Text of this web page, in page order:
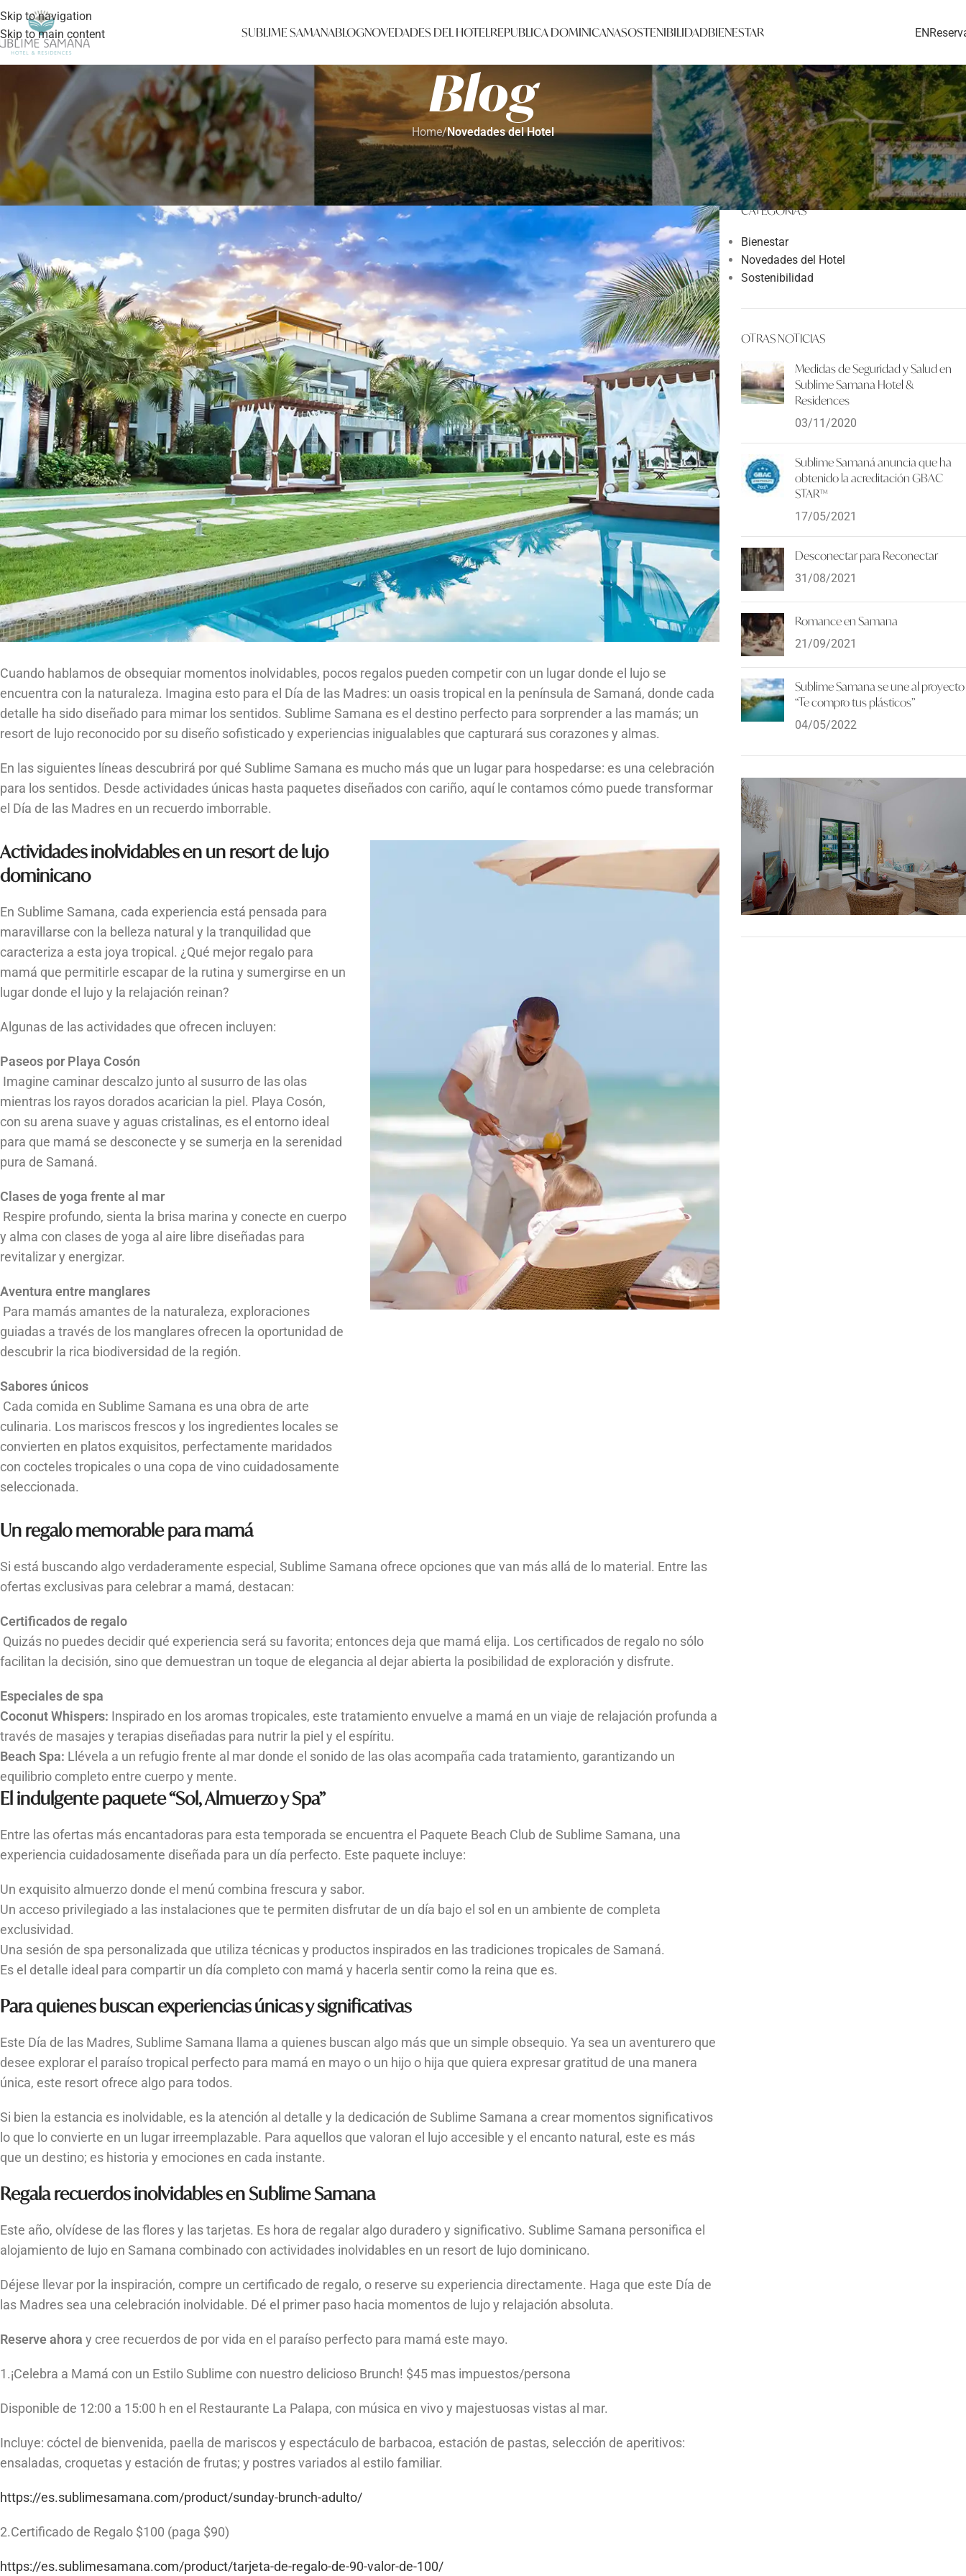
Skip to navigation
Skip to main content
SUBLIME SAMANABLOGNOVEDADES DEL HOTEL REPUBLICA DOMINICANASOSTENIBILIDADBIENESTAR EN
Blog
Home/Novedades del Hotel
NOVEDADES DEL HOTEL
Vive experiencias únicas en Sublime Samana, el regalo perfecto para mamá
Posted by Reservations SamanaOn 01/05/2025
Cuando hablamos de obsequiar momentos inolvidables, pocos regalos pueden competir con un lugar donde el lujo se
encuentra con la naturaleza. Imagina esto para el Día de las Madres: un oasis tropical en la península de Samaná, donde cada
detalle ha sido diseñado para mimar los sentidos. Sublime Samana es el destino perfecto para sorprender a las mamás; un
resort de lujo reconocido por su diseño sofisticado y experiencias inigualables que capturará sus corazones y almas.
En las siguientes líneas descubrirá por qué Sublime Samana es mucho más que un lugar para hospedarse: es una celebración
para los sentidos. Desde actividades únicas hasta paquetes diseñados con cariño, aquí le contamos cómo puede transformar
el Día de las Madres en un recuerdo imborrable.
Actividades inolvidables en un resort de lujo
dominicano
En Sublime Samana, cada experiencia está pensada para
maravillarse con la belleza natural y la tranquilidad que
caracteriza a esta joya tropical. ¿Qué mejor regalo para
mamá que permitirle escapar de la rutina y sumergirse en un
lugar donde el lujo y la relajación reinan?
Algunas de las actividades que ofrecen incluyen:
Paseos por Playa Cosón
Imagine caminar descalzo junto al susurro de las olas
mientras los rayos dorados acarician la piel. Playa Cosón,
con su arena suave y aguas cristalinas, es el entorno ideal
para que mamá se desconecte y se sumerja en la serenidad
pura de Samaná.
Clases de yoga frente al mar
Respire profundo, sienta la brisa marina y conecte en cuerpo
y alma con clases de yoga al aire libre diseñadas para
revitalizar y energizar.
Aventura entre manglares
Para mamás amantes de la naturaleza, exploraciones
guiadas a través de los manglares ofrecen la oportunidad de
descubrir la rica biodiversidad de la región.
Sabores únicos
Cada comida en Sublime Samana es una obra de arte
culinaria. Los mariscos frescos y los ingredientes locales se
convierten en platos exquisitos, perfectamente maridados
con cocteles tropicales o una copa de vino cuidadosamente
seleccionada.
Un regalo memorable para mamá
Si está buscando algo verdaderamente especial, Sublime Samana ofrece opciones que van más allá de lo material. Entre las
ofertas exclusivas para celebrar a mamá, destacan:
Certificados de regalo
Quizás no puedes decidir qué experiencia será su favorita; entonces deja que mamá elija. Los certificados de regalo no sólo
facilitan la decisión, sino que demuestran un toque de elegancia al dejar abierta la posibilidad de exploración y disfrute.
Especiales de spa
Coconut Whispers: Inspirado en los aromas tropicales, este tratamiento envuelve a mamá en un viaje de relajación profunda a
través de masajes y terapias diseñadas para nutrir la piel y el espíritu.
Beach Spa: Llévela a un refugio frente al mar donde el sonido de las olas acompaña cada tratamiento, garantizando un
equilibrio completo entre cuerpo y mente.
El indulgente paquete “Sol, Almuerzo y Spa”
Entre las ofertas más encantadoras para esta temporada se encuentra el Paquete Beach Club de Sublime Samana, una
experiencia cuidadosamente diseñada para un día perfecto. Este paquete incluye:
Un exquisito almuerzo donde el menú combina frescura y sabor.
Un acceso privilegiado a las instalaciones que te permiten disfrutar de un día bajo el sol en un ambiente de completa
exclusividad.
Una sesión de spa personalizada que utiliza técnicas y productos inspirados en las tradiciones tropicales de Samaná.
Es el detalle ideal para compartir un día completo con mamá y hacerla sentir como la reina que es.
Para quienes buscan experiencias únicas y significativas
Este Día de las Madres, Sublime Samana llama a quienes buscan algo más que un simple obsequio. Ya sea un aventurero que
desee explorar el paraíso tropical perfecto para mamá en mayo o un hijo o hija que quiera expresar gratitud de una manera
única, este resort ofrece algo para todos.
Si bien la estancia es inolvidable, es la atención al detalle y la dedicación de Sublime Samana a crear momentos significativos
lo que lo convierte en un lugar irreemplazable. Para aquellos que valoran el lujo accesible y el encanto natural, este es más
que un destino; es historia y emociones en cada instante.
Regala recuerdos inolvidables en Sublime Samana
Este año, olvídese de las flores y las tarjetas. Es hora de regalar algo duradero y significativo. Sublime Samana personifica el
alojamiento de lujo en Samana combinado con actividades inolvidables en un resort de lujo dominicano.
Déjese llevar por la inspiración, compre un certificado de regalo, o reserve su experiencia directamente. Haga que este Día de
las Madres sea una celebración inolvidable. Dé el primer paso hacia momentos de lujo y relajación absoluta.
Reserve ahora y cree recuerdos de por vida en el paraíso perfecto para mamá este mayo.
1.¡Celebra a Mamá con un Estilo Sublime con nuestro delicioso Brunch! $45 mas impuestos/persona
Disponible de 12:00 a 15:00 h en el Restaurante La Palapa, con música en vivo y majestuosas vistas al mar.
Incluye: cóctel de bienvenida, paella de mariscos y espectáculo de barbacoa, estación de pastas, selección de aperitivos:
ensaladas, croquetas y estación de frutas; y postres variados al estilo familiar.
https://es.sublimesamana.com/product/sunday-brunch-adulto/
2.Certificado de Regalo $100 (paga $90)
https://es.sublimesamana.com/product/tarjeta-de-regalo-de-90-valor-de-100/
TODAS LAS NOTAS
CATEGORÍAS
Bienestar
Novedades del Hotel
Sostenibilidad
OTRAS NOTICIAS
Medidas de Seguridad y Salud en
Sublime Samana Hotel &
Residences
03/11/2020
Sublime Samaná anuncia que ha
obtenido la acreditación GBAC
STAR™
17/05/2021
Desconectar para Reconectar
31/08/2021
Romance en Samana
21/09/2021
Sublime Samana se une al proyecto
“Te compro tus plásticos”
04/05/2022